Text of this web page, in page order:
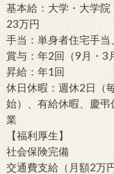
基本給：大学・大学
23万円
手当：単身者住宅手
賞与：年2回（9月・3
昇給：年1回
休日休暇：週休2日（
始）、有給休暇、慶
業
【福利厚生】
社会保険完備
交通費支給（月額2万